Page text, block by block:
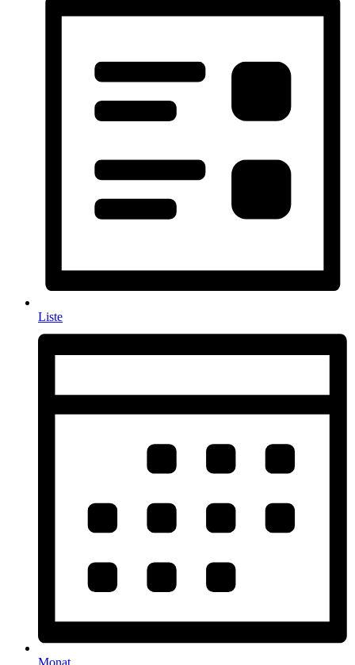
Liste
Monat